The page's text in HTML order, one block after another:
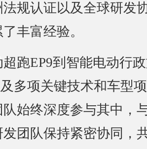
规认证以及全球研发
丰富经验。
EP9到智能电动行
多项关键技术和车型项
队始终深度参与其中，
发团队保持紧密协同，